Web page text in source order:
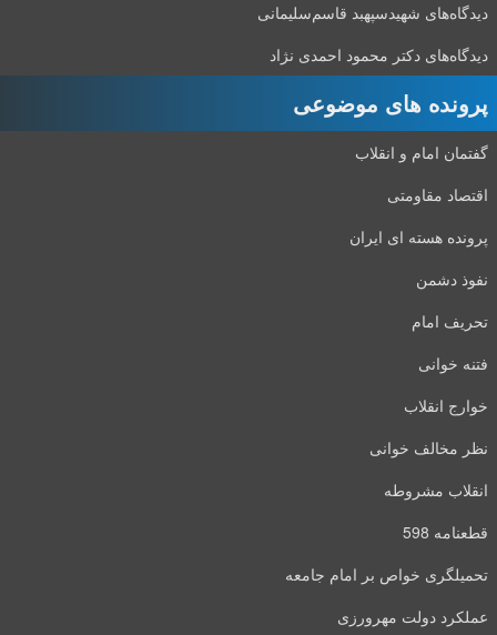
دیدگاه‌های شهید‌سپهبد قاسم‌سلیمانی
دیدگاه‌های دکتر محمود احمدی نژاد
پرونده های موضوعی
گفتمان امام و انقلاب
اقتصاد مقاومتی
پرونده هسته ای ایران
نفوذ دشمن
تحریف امام
فتنه خوانی
خوارج انقلاب
نظر مخالف خوانی
انقلاب مشروطه
قطعنامه 598
تحمیلگری خواص بر امام جامعه
عملکرد دولت مهرورزی